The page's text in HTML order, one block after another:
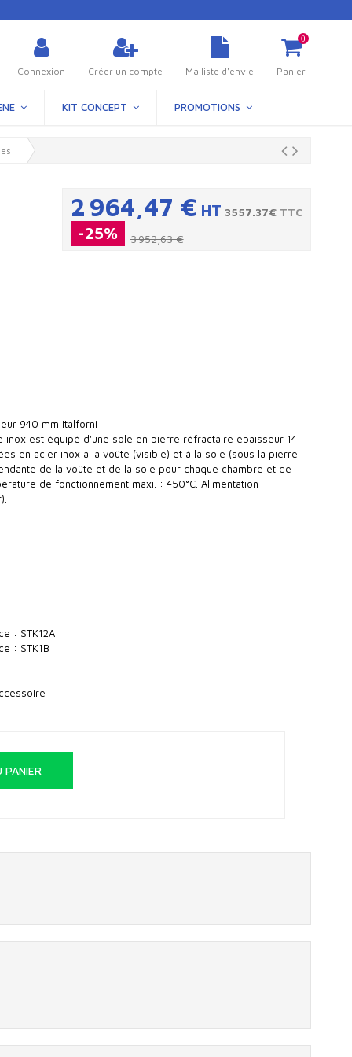
Connexion Créer un compte Ma liste d'envie
0
Panier
KIT CONCEPT PROMOTIONS
2 964,47 € HT 3557.37€ TTC
-25% 3 952,63 €
940 mm Italforni
inox est équipé d'une sole en pierre réfractaire épaisseur 14
en acier inox à la voûte (visible) et à la sole (sous la pierre
de la voûte et de la sole pour chaque chambre et de
de fonctionnement maxi. : 450°C. Alimentation
: STK12A
: STK1B
PANIER